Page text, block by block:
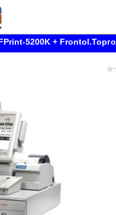
5200K +